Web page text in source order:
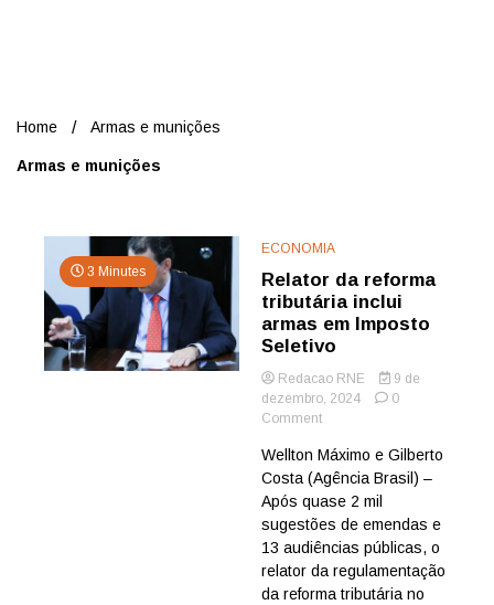
Home Armas e munições
Armas e munições
3 Minutes
ECONOMIA
Relator da reforma
tributária inclui
armas em Imposto
Seletivo
Redacao RNE
9 de
dezembro, 2024
0
Commenton
da
reforma
tributária
inclui
em
Imposto
Seletivo
Wellton Máximo e Gilberto
Costa (Agência Brasil) –
Após quase 2 mil
sugestões de emendas e
13 audiências públicas, o
relator da regulamentação
da reforma tributária no